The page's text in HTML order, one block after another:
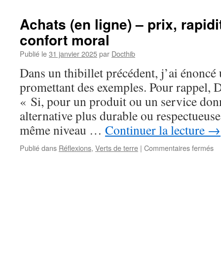
price,
Achats (en ligne) – prix,
confort moral
Publié le31 janvier 2025par Docthib
Dans un thibillet précédent, j’ai
promettant des exemples. Pour rappel,
« Si, pour un produit ou un service
alternative plus durable ou
même niveau … Continuer la lecture →
Publié dans Réflexions, Verts de terre | Commentaires fermés